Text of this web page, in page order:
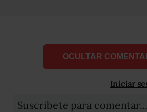
OCULTAR
Iniciar
Suscribete para comentar...